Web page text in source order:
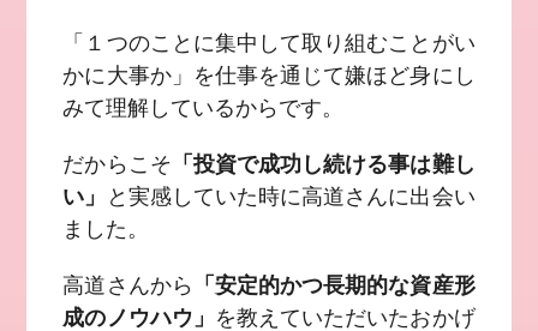
「１つのことに集中して取り組むことがい
かに大事か」を仕事を通じて嫌ほど身にし
みて理解しているからです。
だからこそ 「投資で成功し続ける事は難し
い」
と実感していた時に高道さんに出会い
ました。
高道さんから
「安定的かつ長期的な資産形
成のノウハウ」 を教えていただいたおかげ